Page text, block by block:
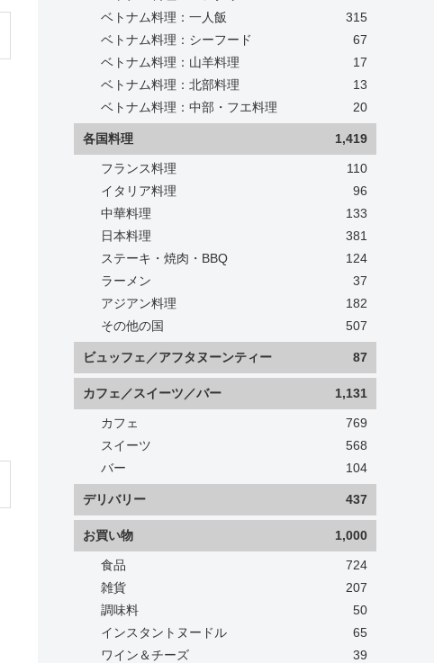
ベトナム料理：一人飯
315
ベトナム料理：シーフード
67
ベトナム料理：山羊料理
17
ベトナム料理：北部料理
13
ベトナム料理：中部・フエ料理
20
各国料理 1,419
フランス料理
110
イタリア料理
96
中華料理
133
日本料理
381
ステーキ・焼肉・BBQ
124
ラーメン
37
アジアン料理
182
その他の国
507
ビュッフェ／アフタヌーンティー 87
カフェ／スイーツ／バー 1,131
カフェ
769
スイーツ
568
バー
104
デリバリー 437
お買い物 1,000
食品
724
雑貨
207
調味料
50
インスタントヌードル
65
ワイン＆チーズ
39